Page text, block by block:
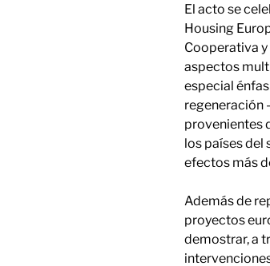
El acto se
Housing
Cooperativa
aspectos
especial
regeneración
provenientes
los países del
efectos más
Además de
proyectos
demostrar, a